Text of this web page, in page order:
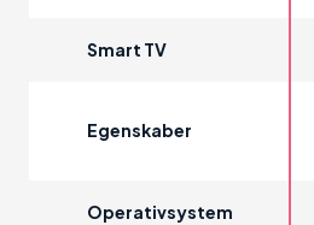
Smart TV
Egenskaber
Operativsystem